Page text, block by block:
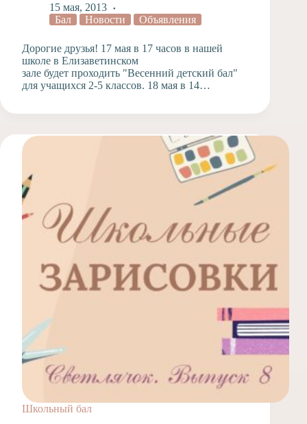
15 мая, 2013
Бал
Новости Объявления
Дорогие друзья! 17 мая в 17 часов в нашей
школе в Елизаветинском
зале будет проходить "Весенний детский бал"
для учащихся 2-5 классов. 18 мая в 14…
Школьный бал